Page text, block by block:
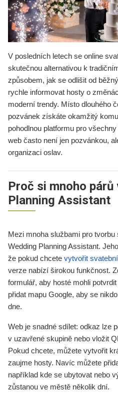
V posledních letech se online
skutečnou alternativou k
způsobem, jak se odlišit od
rychle informovat hosty o
moderní trendy. Místo dlouhého
pozvánek získáte okamžitý
pohodlnou platformu pro
web často není jen pozvánkou,
organizaci oslav.
Proč si mnoho
Planning Assistant
Mezi mnoha službami pro
Wedding Planning Assistant.
že pokud chcete vytvořit
verze nabízí širokou funkčnost.
formulář, aby hosté mohli
přidat mapu Google, aby se
dne.
Web je snadné sdílet: odkaz lze
v uzavřené skupině nebo vložit
Pokud chcete, můžete vytvořit
zaujme hosty. Navíc můžete
například kde se ubytovat nebo
zůstanou ve městě několik dní.